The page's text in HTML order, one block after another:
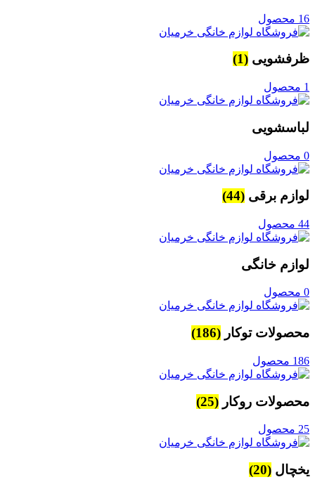
16 محصول
ظرفشویی (1)
1 محصول
لباسشویی
0 محصول
لوازم برقی (44)
44 محصول
لوازم خانگی
0 محصول
محصولات توکار (186)
186 محصول
محصولات روکار (25)
25 محصول
یخچال (20)